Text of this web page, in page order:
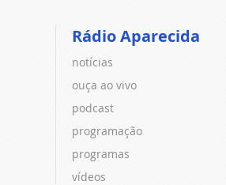
Rádio Aparecida
notícias
ouça ao vivo
podcast
programação
programas
vídeos